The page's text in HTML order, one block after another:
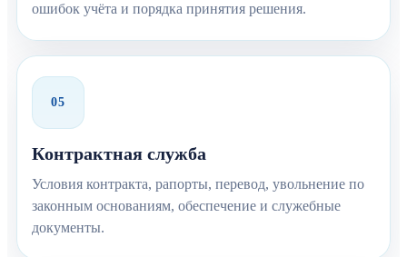
ошибок учёта и порядка принятия решения.
05
Контрактная служба
Условия контракта, рапорты, перевод, увольнение по
законным основаниям, обеспечение и служебные
документы.